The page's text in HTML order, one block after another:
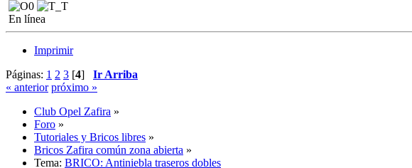
En línea
Imprimir
Páginas: 1 2 3 [4] Ir Arriba
« anterior próximo »
Club Opel Zafira »
Foro »
Tutoriales y Bricos libres »
Bricos Zafira común zona abierta »
Tema: BRICO: Antiniebla traseros dobles